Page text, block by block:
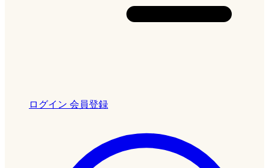
ログイン 会員登録